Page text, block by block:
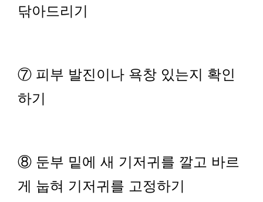
닦아드리기
⑦ 피부 발진이나 욕창 있는지 확인
하기
⑧ 둔부 밑에 새 기저귀를 깔고 바르
게 눕혀 기저귀를 고정하기